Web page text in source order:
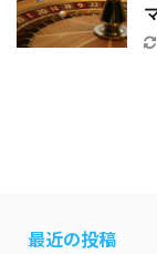
最近の投稿